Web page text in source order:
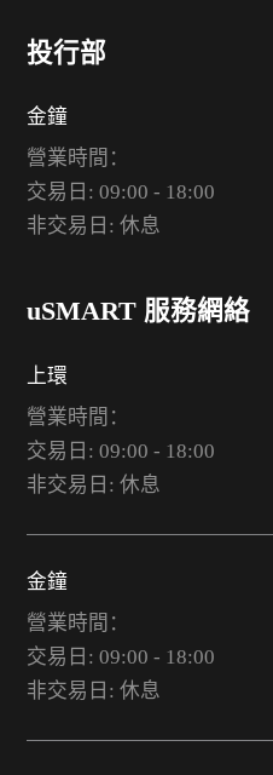
投行部
金鐘
營業時間：
交易日: 09:00 - 18:00
非交易日: 休息
uSMART 服務網絡
上環
營業時間：
交易日: 09:00 - 18:00
非交易日: 休息
金鐘
營業時間：
交易日: 09:00 - 18:00
非交易日: 休息